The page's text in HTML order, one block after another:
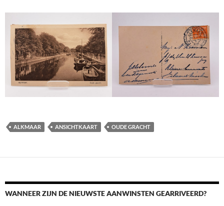
ALKMAAR ANSICHTKAART OUDE GRACHT
WANNEER ZIJN DE NIEUWSTE AANWINSTEN GEARRIVEERD?